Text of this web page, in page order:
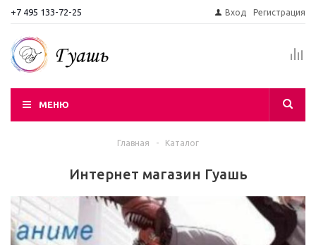
+7 495 133-72-25 Вход Регистрация
МЕНЮ
Главная - Каталог
Интернет магазин Гуашь